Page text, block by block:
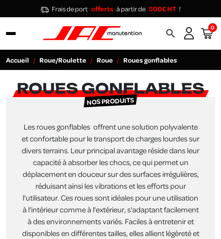
Frais de port offerts à partir de 500€ HT !
search 0
Accueil Roue/Roulette Roue Roues gonflables
ROUES GONFLABLES
NOS PRODUITS
Les roues gonflables offrent une solution polyvalente
et confortable pour le transport de charges lourdes sur
divers terrains. Leur principal avantage réside dans leur
capacité à absorber les chocs, ce qui permet un
déplacement en douceur sur des surfaces irrégulières,
réduisant ainsi les vibrations et les efforts pour
l'utilisateur. Ces roues sont idéales pour une utilisation
à l'intérieur comme à l'extérieur, s'adaptant facilement
à des environnements variés. Faciles à entretenir et
disponibles en différentes tailles, elles allient légèreté et